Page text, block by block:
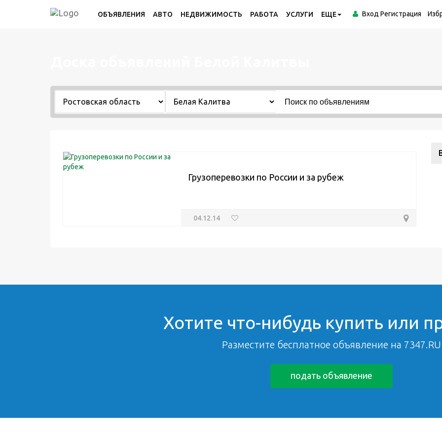
ОБЪЯВЛЕНИЯ АВТО НЕДВИЖИМОСТЬ РАБОТА УСЛУГИ ЕЩЕ Вход Регистрация
Грузоперевозки по России и за рубеж
04.12.14
Хотите что-нибудь купить или
Разместите бесплатное объявление на 7347.RU
подать объявление